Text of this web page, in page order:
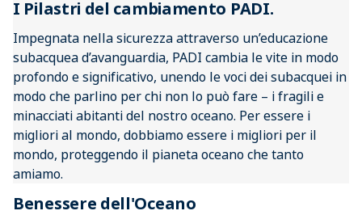
I Pilastri del cambiamento PADI.
Impegnata nella sicurezza attraverso un’educazione
subacquea d’avanguardia, PADI cambia le vite in modo
profondo e significativo, unendo le voci dei subacquei in
modo che parlino per chi non lo può fare – i fragili e
minacciati abitanti del nostro oceano. Per essere i
migliori al mondo, dobbiamo essere i migliori per il
mondo, proteggendo il pianeta oceano che tanto
amiamo.
Benessere dell'Oceano